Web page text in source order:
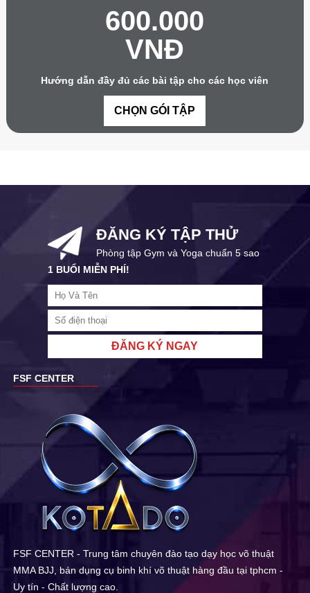
600.000
VNĐ
Hướng dẫn đầy đủ các bài tập cho các học viên
CHỌN GÓI TẬP
ĐĂNG KÝ TẬP THỬ
Phòng tập Gym và Yoga chuẩn 5 sao
1 BUỔI MIỄN PHÍ!
ĐĂNG KÝ NGAY
FSF CENTER
FSF CENTER - Trung tâm chuyên đào tạo dạy học võ thuật
MMA BJJ, bán dụng cụ binh khí võ thuật hàng đầu tại tphcm -
Uy tín - Chất lượng cao.